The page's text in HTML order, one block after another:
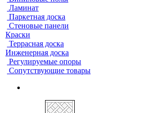
Ламинат
Паркетная доска
Стеновые панели
Краски
Террасная доска
Инженерная доска
Регулируемые опоры
Сопутствующие товары